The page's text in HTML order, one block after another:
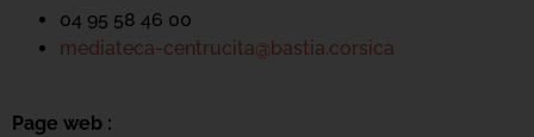
04 95 58 46 00
mediateca-centrucita@bastia.corsica
Page web :